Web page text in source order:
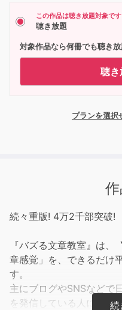
この作品は聴き放題対象です
聴き放題
対象作品なら何冊でも聴き放
聴き
プランを選択
続々重版! 4万2千部突破!
『バズる文章教室』は
章感覚」を、できるだけ
す。
主にブログやSNSなどで
を発信している人に役立